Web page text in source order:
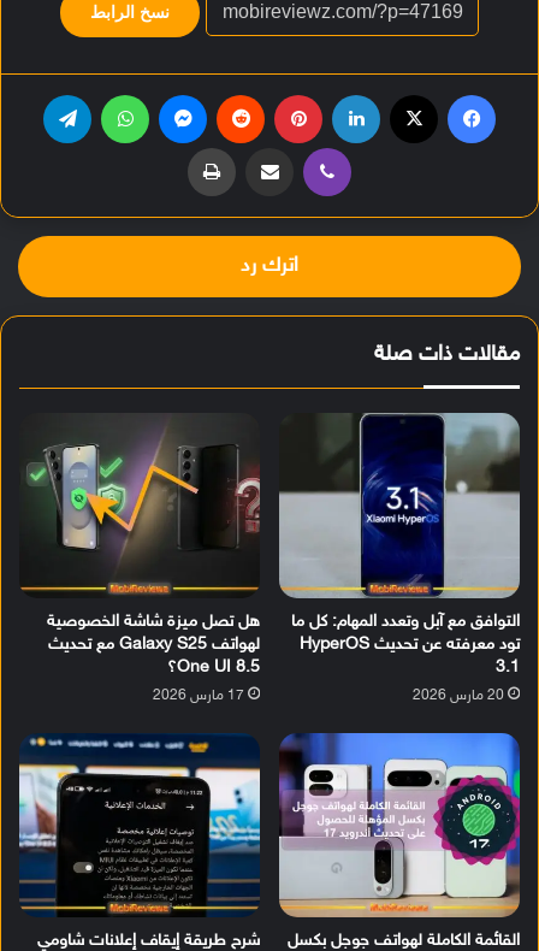
نسخ الرابط
ڤايبر مشاركة عبر البريد طباعة
اترك رد
مقالات ذات صلة
التوافق مع آبل وتعدد المهام: كل ما
تود معرفته عن تحديث HyperOS
3.1
20 مارس 2026
هل تصل ميزة شاشة الخصوصية
لهواتف Galaxy S25 مع تحديث
One UI 8.5؟
17 مارس 2026
القائمة الكاملة لهواتف جوجل بكسل
شرح طريقة إيقاف إعلانات شاومي